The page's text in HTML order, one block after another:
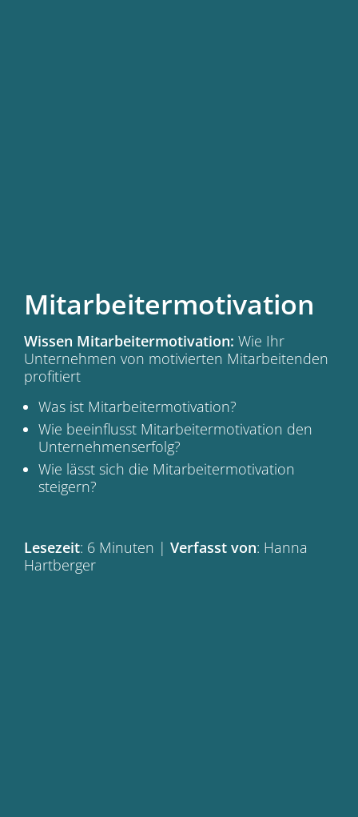
Mitarbeitermotivation
Wissen Mitarbeitermotivation: Wie Ihr
Unternehmen von motivierten Mitarbeitenden
profitiert
Was ist Mitarbeitermotivation?
Wie beeinflusst Mitarbeitermotivation den
Unternehmenserfolg?
Wie lässt sich die Mitarbeitermotivation
steigern?
Lesezeit: 6 Minuten | Verfasst von: Hanna
Hartberger